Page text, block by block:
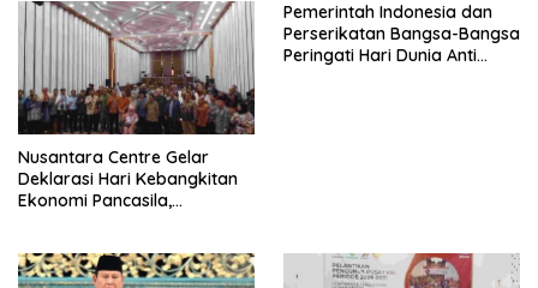
Nusantara Centre Gelar
Deklarasi Hari Kebangkitan
Ekonomi Pancasila,
Penjajahan (Pergolakan
Pemerintah Indonesia dan
Perserikatan Bangsa-Bangsa
Peringati Hari Dunia Anti